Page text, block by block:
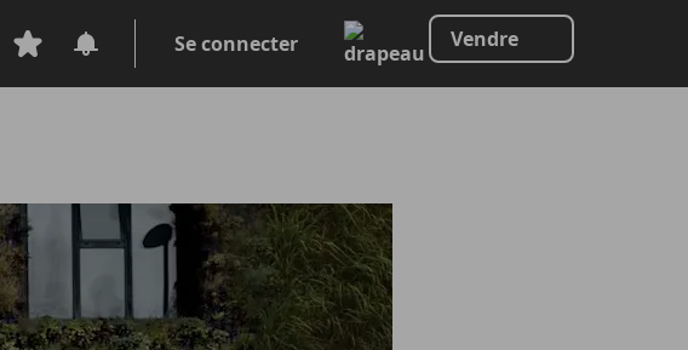
Se connecter Vendre